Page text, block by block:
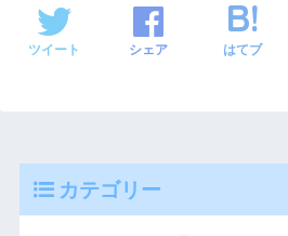
ツイート シェア はてブ
カテゴリー